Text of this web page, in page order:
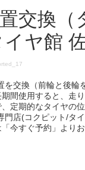
交換（
ヤ館
を交換（前輪と後
間使用すると、走
定期的なタイヤの
門店(コクピット/タ
今すぐ予約」より